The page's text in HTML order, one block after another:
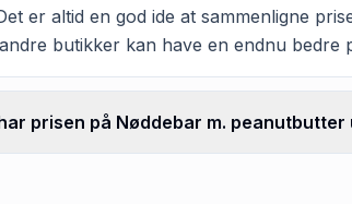
er altid en god ide at sammenligne
butikker kan have en endnu bedre
prisen på Nøddebar m. peanutbutter